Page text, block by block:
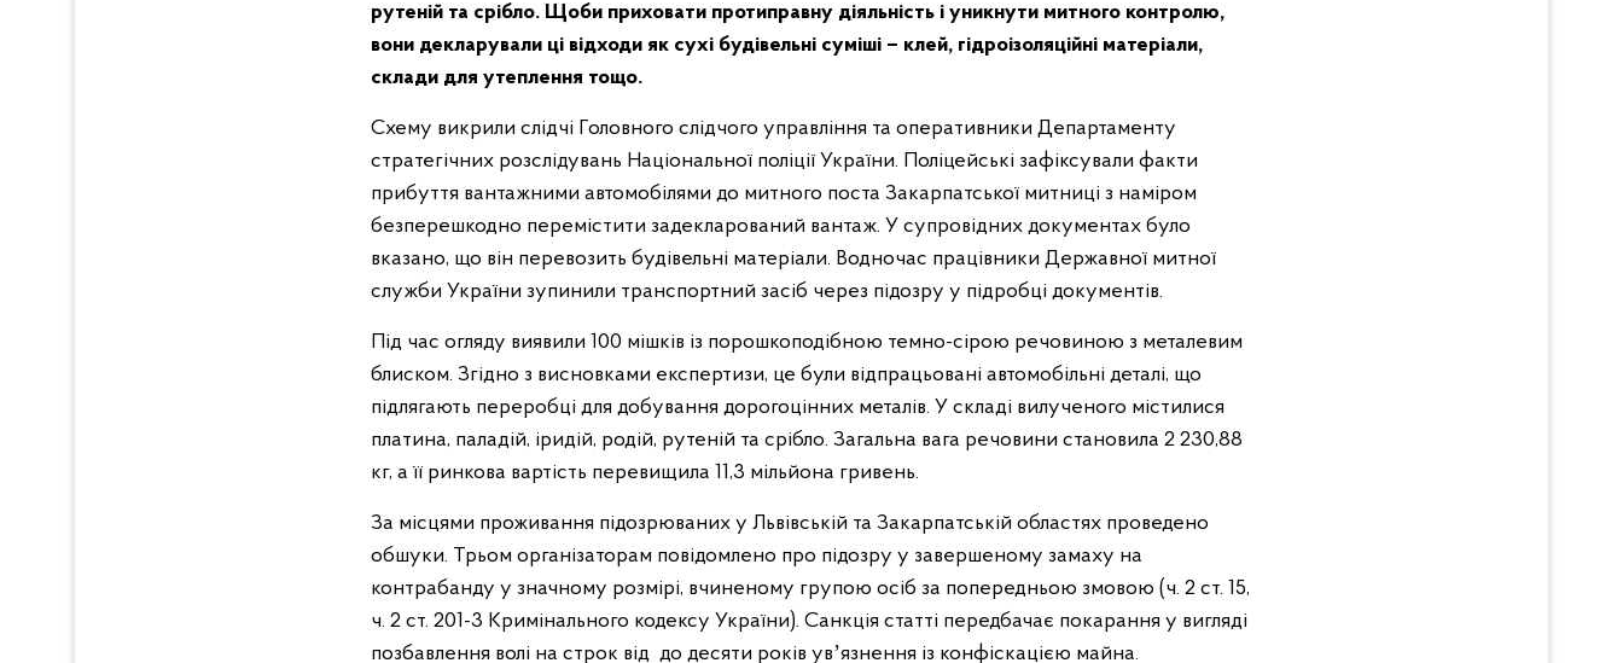
рутеній та срібло. Щоби приховати протиправну діяльність і уникнути митного контролю,
вони декларували ці відходи як сухі будівельні суміші – клей, гідроізоляційні матеріали,
склади для утеплення тощо.
Схему викрили слідчі Головного слідчого управління та оперативники Департаменту
стратегічних розслідувань Національної поліції України. Поліцейські зафіксували факти
прибуття вантажними автомобілями до митного поста Закарпатської митниці з наміром
безперешкодно перемістити задекларований вантаж. У супровідних документах було
вказано, що він перевозить будівельні матеріали. Водночас працівники Державної митної
служби України зупинили транспортний засіб через підозру у підробці документів.
Під час огляду виявили 100 мішків із порошкоподібною темно-сірою речовиною з металевим
блиском. Згідно з висновками експертизи, це були відпрацьовані автомобільні деталі, що
підлягають переробці для добування дорогоцінних металів. У складі вилученого містилися
платина, паладій, іридій, родій, рутеній та срібло. Загальна вага речовини становила 2 230,88
кг, а її ринкова вартість перевищила 11,3 мільйона гривень.
За місцями проживання підозрюваних у Львівській та Закарпатській областях проведено
обшуки. Трьом організаторам повідомлено про підозру у завершеному замаху на
контрабанду у значному розмірі, вчиненому групою осіб за попередньою змовою (ч. 2 ст. 15,
ч. 2 ст. 201-3 Кримінального кодексу України). Санкція статті передбачає покарання у вигляді
позбавлення волі на строк від до десяти років увʼязнення із конфіскацією майна.